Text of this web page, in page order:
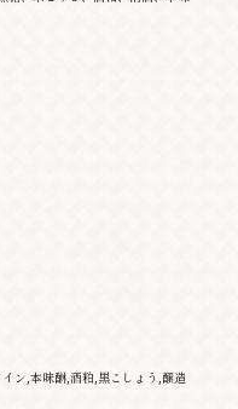
ン,本味醂,酒粕,黒こしょう,醸造